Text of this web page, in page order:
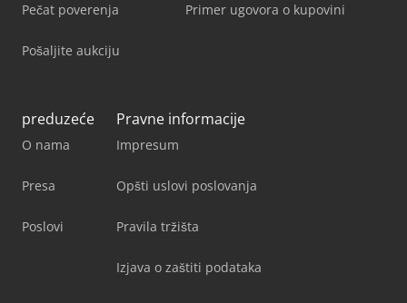
Pečat poverenja
Pošaljite aukciju
Primer ugovora o kupovini
preduzeće
O nama
Presa
Poslovi
Pravne informacije
Impresum
Opšti uslovi poslovanja
Pravila tržišta
Izjava o zaštiti podataka